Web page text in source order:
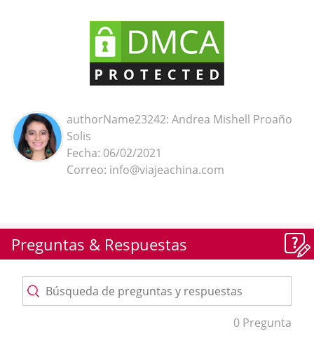
authorName23242: Andrea Mishell Proaño
Solis
Fecha: 06/02/2021
Correo: info@viajeachina.com
Preguntas & Respuestas
0 Pregunta